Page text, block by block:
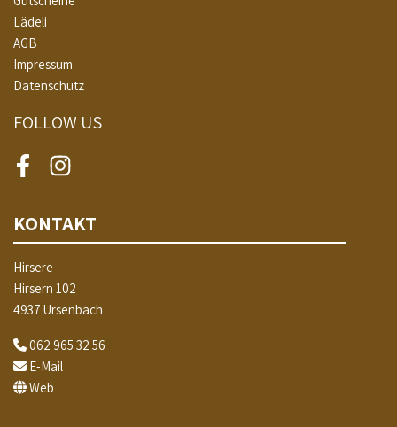
Lädeli
AGB
Impressum
Datenschutz
FOLLOW US
FacebookInstagram
KONTAKT
Hirsere
Hirsern 102
4937 Ursenbach
062 965 32 56
E-Mail
Web